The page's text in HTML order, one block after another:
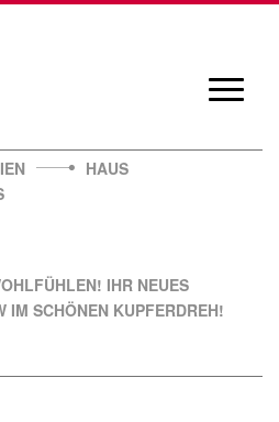
HAUS
IHR NEUES
IM SCHÖNEN KUPFERDREH!